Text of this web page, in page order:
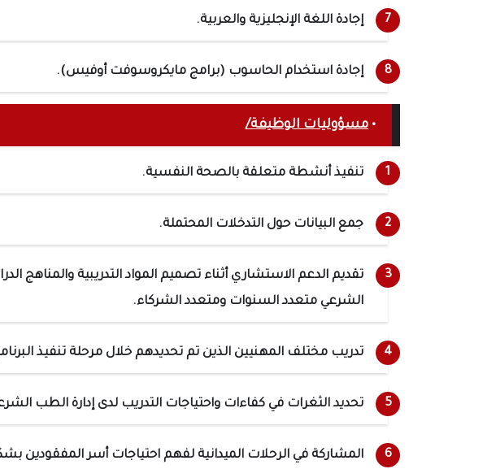
إجادة اللغة الإنجليزية والعربية.
إجادة استخدام الحاسوب (برامج مايكروسوفت أوفيس).
• مسؤوليات الوظيفة/
تنفيذ أنشطة متعلقة بالصحة النفسية.
جمع البيانات حول التدخلات المحتملة.
تقديم الدعم الاستشاري أثناء تصميم المواد التدريبية والمناهج
الشرعي متعدد السنوات ومتعدد الشركاء.
تدريب مختلف المهنيين الذين تم تحديدهم خلال مرحلة تنفيذ
تحديد الثغرات في كفاءات واحتياجات التدريب لدى إدارة الطب
المشاركة في الرحلات الميدانية لفهم احتياجات أسر المفقودين